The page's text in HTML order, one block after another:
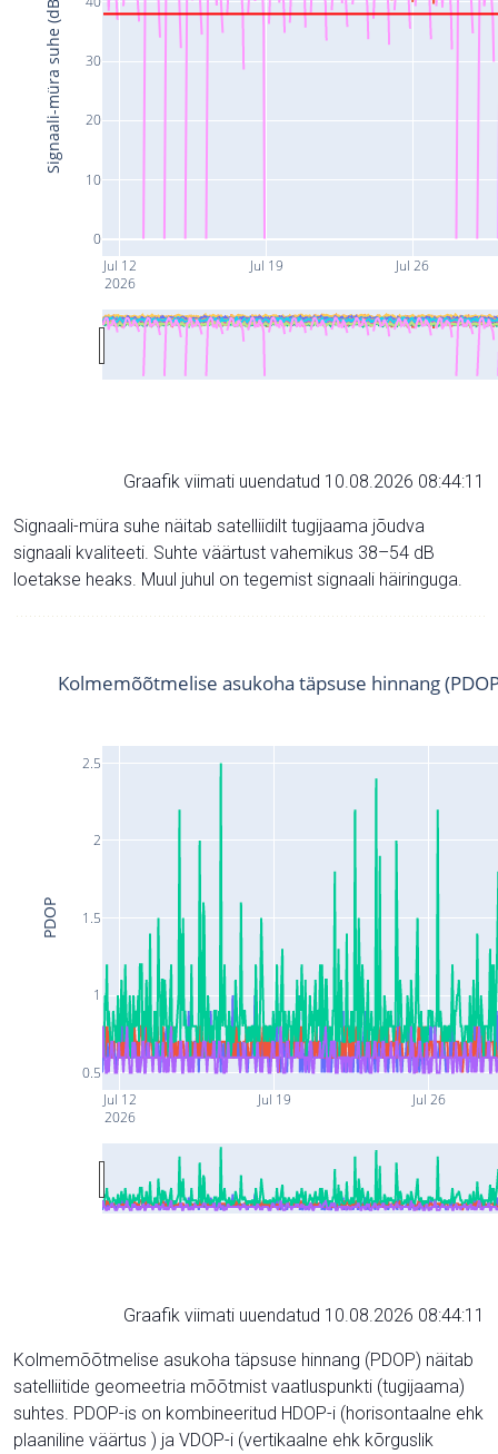
Jul 12
2026
Jul 19 Jul 26
0
10
20
30
Signaali-müra suhe (dB)
Graafik viimati uuendatud 10.08.2026 08:44:11
Signaali-müra suhe näitab satelliidilt tugijaama jõudva
signaali kvaliteeti. Suhte väärtust vahemikus 38–54 dB
loetakse heaks. Muul juhul on tegemist signaali häiringuga.
Jul 12
2026
Jul 19 Jul 26
0.5
1
1.5
2
2.5
Kolmemõõtmelise asukoha täpsuse hinnang
PDOP
Graafik viimati uuendatud 10.08.2026 08:44:11
Kolmemõõtmelise asukoha täpsuse hinnang (PDOP) näitab
satelliitide geomeetria mõõtmist vaatluspunkti (tugijaama)
suhtes. PDOP-is on kombineeritud HDOP-i (horisontaalne ehk
plaaniline väärtus ) ja VDOP-i (vertikaalne ehk kõrguslik